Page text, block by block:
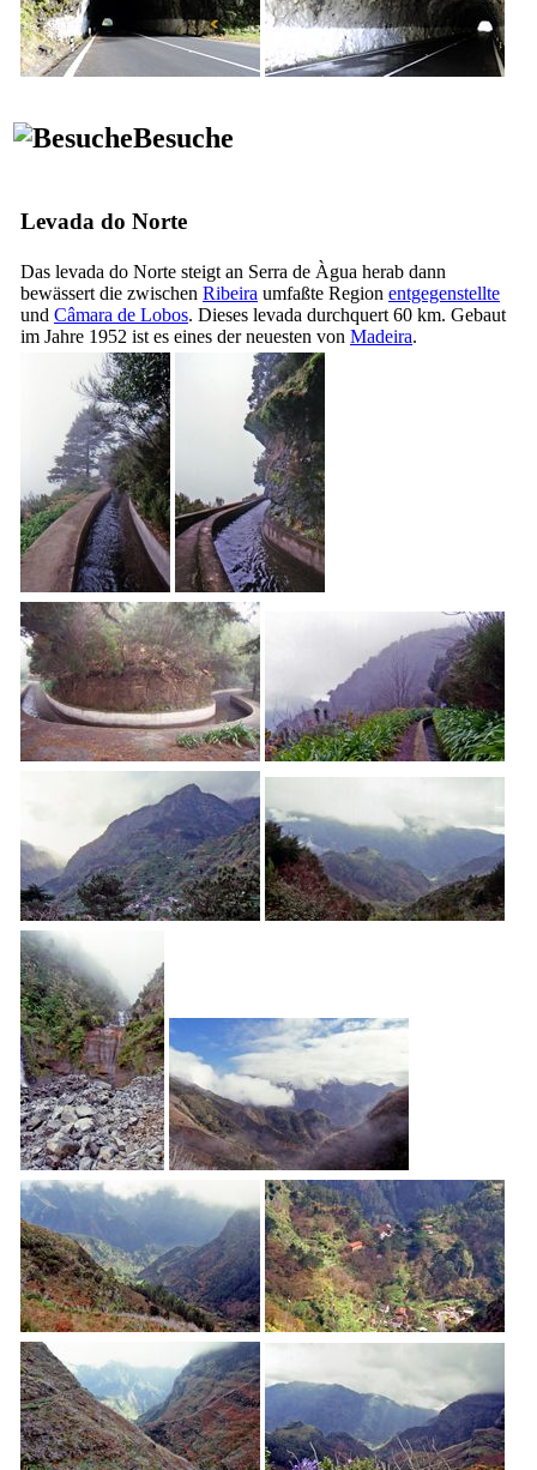
Besuche
Levada do Norte
Das levada do Norte steigt an Serra de Àgua herab dann
bewässert die zwischen Ribeira umfaßte Region entgegenstellte
und Câmara de Lobos. Dieses levada durchquert 60 km. Gebaut
im Jahre 1952 ist es eines der neuesten von Madeira.